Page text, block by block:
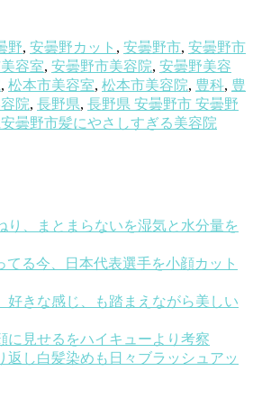
野, 安曇野カット , 安曇野市, 安曇野市
容室, 安曇野市美容院, 安曇野美容
, 松本市美容室, 松本市美容院, 豊科, 豊
院, 長野県, 長野県 安曇野市 安曇野
曇野市髪にやさしすぎる美容院
り、まとまらないを湿気と水分量を
てる今、日本代表選手を小顔カット
好きな感じ、も踏まえながら美しい
に見せるをハイキューより考察
返し白髪染めも日々ブラッシュアッ